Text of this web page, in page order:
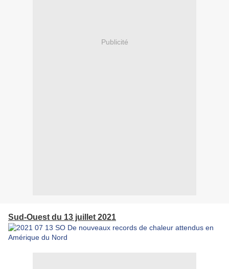
Publicité
Sud-Ouest du 13 juillet 2021